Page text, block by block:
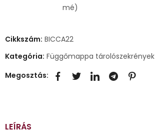
mé)
Cikkszám: BICCA22
Kategória: Függőmappa tárolószekrények
Megosztás:
LEÍRÁS